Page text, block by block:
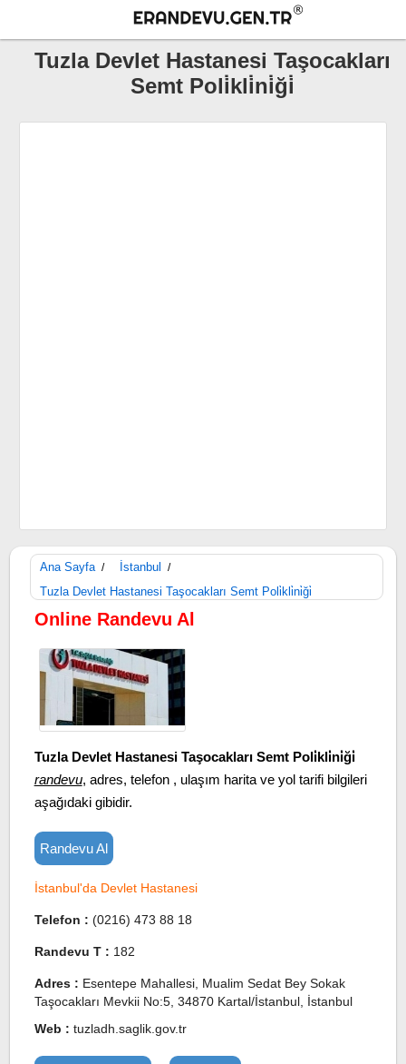
Tuzla Devlet Hastanesi Taşocakları
Semt Poli̇kli̇ni̇ği̇
Ana Sayfa / İstanbul /
Tuzla Devlet Hastanesi Taşocakları Semt Poli̇kli̇ni̇ği̇
Online Randevu Al
Tuzla Devlet Hastanesi Taşocakları Semt Poli̇kli̇ni̇ği̇
randevu, adres, telefon , ulaşım harita ve yol tarifi bilgileri
aşağıdaki gibidir.
Randevu Al
İstanbul'da Devlet Hastanesi
Telefon : (0216) 473 88 18
Randevu T : 182
Adres : Esentepe Mahallesi, Mualim Sedat Bey Sokak
Taşocakları Mevkii No:5, 34870 Kartal/İstanbul, İstanbul
Web : tuzladh.saglik.gov.tr